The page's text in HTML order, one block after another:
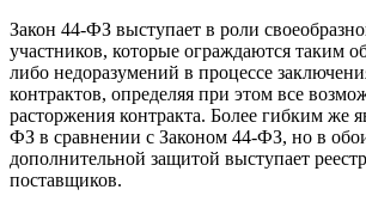
Закон 44-ФЗ выступает в роли
участников, которые ограждаются таким
либо недоразумений в процессе
контрактов, определяя при этом все
расторжения контр­акта. Более гибким же
ФЗ в срав­нении с Законом 44-ФЗ, но в
дополни­тельной защитой выступает
поставщиков.